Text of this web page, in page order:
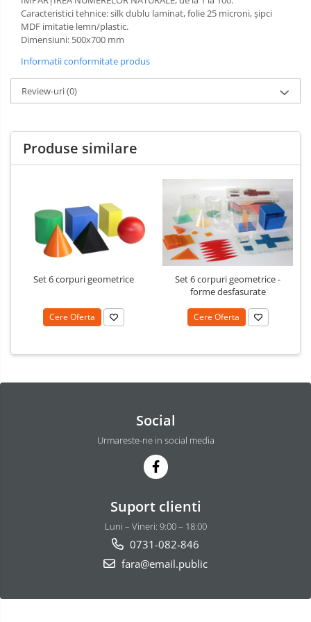
Limba engleza
Aviziere
Flipchart-uri si Rezerve
Table magnetice din sticla
Caracteristici tehnice: silk dublu laminat, folie 25 microni, şipci
MDF imitatie lemn/plastic.
Dimensiuni: 500x700 mm
Informatii conformitate produs
Review-uri(0)
Produse similare
Set 6 corpuri geometrice
Cere Oferta
Set 6 corpuri geometrice -
forme desfasurate
Cere Oferta
Social
Urmareste-ne in social media
Suport clienti
Luni – Vineri: 9:00 – 18:00
0731-082-846
fara@email.public